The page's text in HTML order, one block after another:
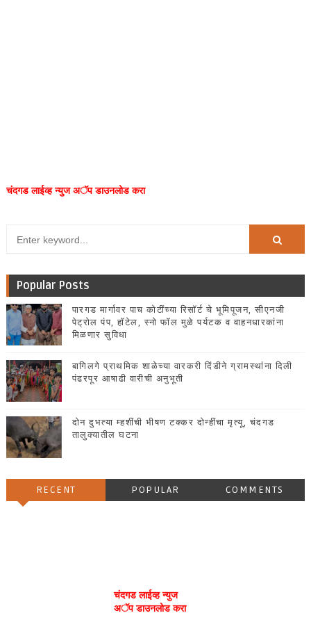
चंदगड लाईव्ह न्युज अॅप डाउनलोड करा
Popular Posts
पारगड मार्गावर पाच कोटींच्या रिसॉर्ट चे भूमिपूजन, सीएनजी
पेट्रोल पंप, हॉटेल, स्नो फॉल मुळे पर्यटक व वाहनधारकांना
मिळणार सुविधा
बागिलगे प्राथमिक शाळेच्या वारकरी दिंडीने ग्रामस्थांना दिली
पंढरपूर आषाढी वारीची अनुभूती
दोन दुभत्या म्हशींची भीषण टक्कर दोन्हींचा मृत्यू, चंदगड
तालुक्यातील घटना
RECENT POPULAR COMMENTS
चंदगड लाईव्ह न्युज
अॅप डाउनलोड करा